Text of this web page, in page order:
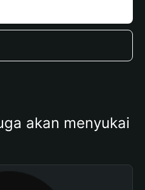
akan menyukai